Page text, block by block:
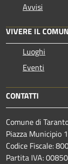
Avvisi
VIVERE IL
Luoghi
Eventi
CONTATTI
Comune di
Piazza Municipio
Codice Fiscale:
Partita IVA: